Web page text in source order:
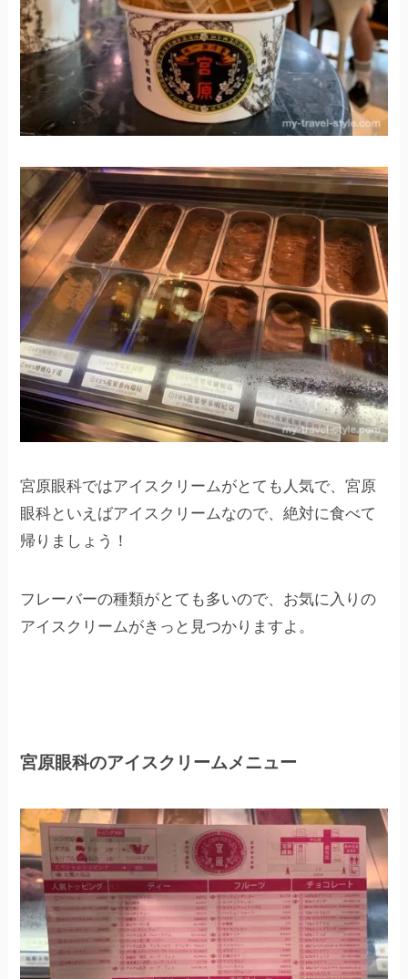
宮原眼科ではアイスクリームがとても人気で、宮原
眼科といえばアイスクリームなので、絶対に食べて
帰りましょう！
フレーバーの種類がとても多いので、お気に入りの
アイスクリームがきっと見つかりますよ。
宮原眼科のアイスクリームメニュー